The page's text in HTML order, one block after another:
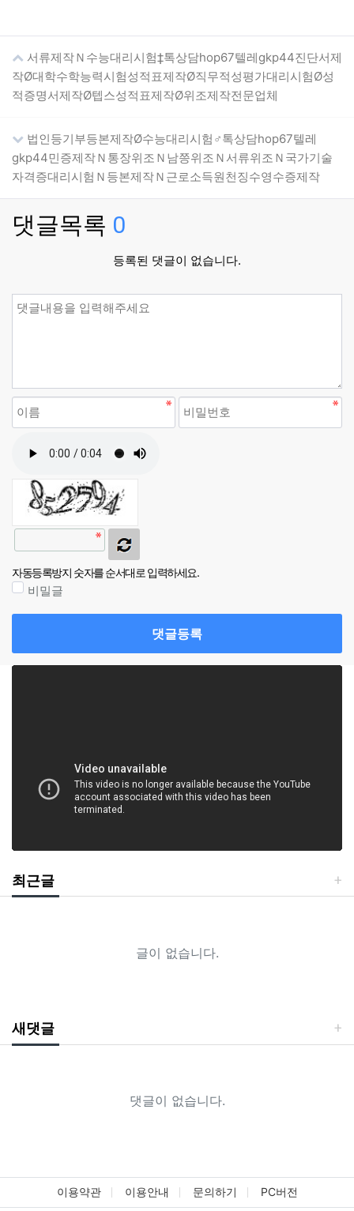
서류제작Ｎ수능대리시험‡톡상담hop67텔레gkp44진단서제
작Ø대학수학능력시험성적표제작Ø직무적성평가대리시험Ø성
적증명서제작Ø텝스성적표제작Ø위조제작전문업체
법인등기부등본제작Ø수능대리시험♂톡상담hop67텔레
gkp44민증제작Ｎ통장위조Ｎ남쯩위조Ｎ서류위조Ｎ국가기술
자격증대리시험Ｎ등본제작Ｎ근로소득원천징수영수증제작
댓글목록 0
등록된 댓글이 없습니다.
자동등록방지 숫자를 순서대로 입력하세요.
비밀글
댓글등록
최근글
글이 없습니다.
새댓글
댓글이 없습니다.
이용약관 이용안내 문의하기 PC버전